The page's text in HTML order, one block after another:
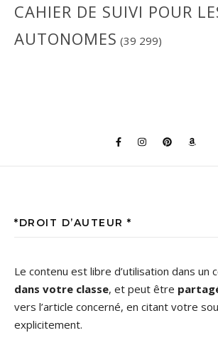
CAHIER DE SUIVI POUR
AUTONOMES (39 299)
*DROIT D’AUTEUR *
Le contenu est libre d’utilisation dans un
dans votre classe, et peut être
vers l’article concerné, en citant votre
explicitement.